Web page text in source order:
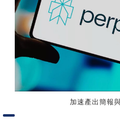
AI 職場應用｜上班族的 AI
習術
AI 職場應用｜
職場工作復盤術
職場思維與工作術｜時間
加速產出簡報